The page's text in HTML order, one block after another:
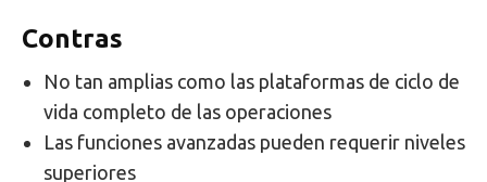
Contras
No tan amplias como las plataformas de ciclo de
vida completo de las operaciones
Las funciones avanzadas pueden requerir niveles
superiores